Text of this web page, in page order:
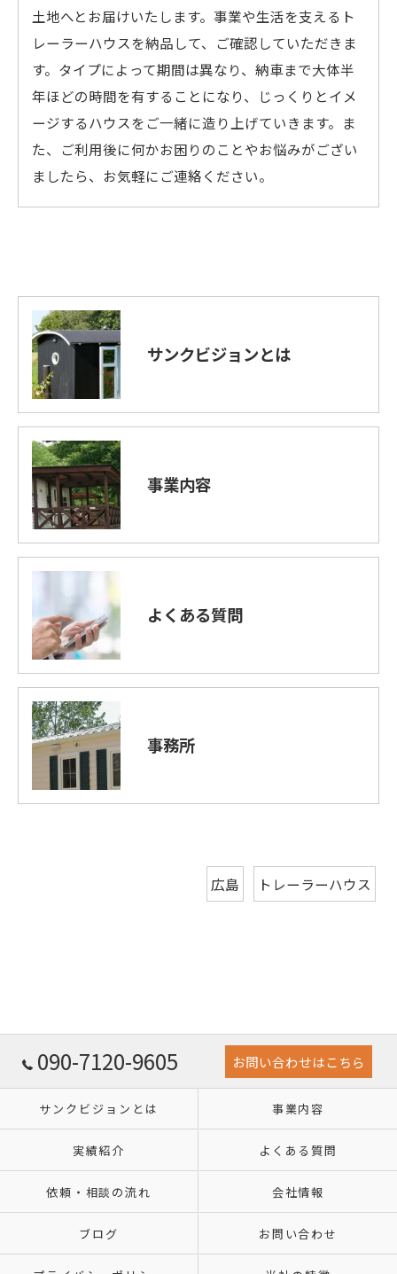
土地へとお届けいたします。事業や生活を支えるト
レーラーハウスを納品して、ご確認していただきま
す。タイプによって期間は異なり、納車まで大体半
年ほどの時間を有することになり、じっくりとイメ
ージするハウスをご一緒に造り上げていきます。ま
た、ご利用後に何かお困りのことやお悩みがござい
ましたら、お気軽にご連絡ください。
サンクビジョンとは
事業内容
よくある質問
事務所
広島 トレーラーハウス
090-7120-9605 お問い合わせはこちら
サンクビジョンとは 事業内容
実績紹介 よくある質問
依頼・相談の流れ 会社情報
ブログ お問い合わせ